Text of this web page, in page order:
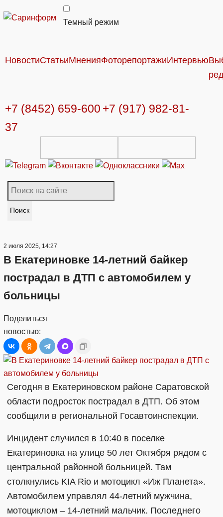
Темный режим
НовостиСтатьиМненияФоторепортажиИнтервью
+7 (8452) 659-600 +7 (917) 982-81-
37
Поиск
2 июля 2025, 14:27
В Екатериновке 14-летний байкер
пострадал в ДТП с автомобилем у
больницы
Поделиться
новостью:
Сегодня в Екатериновском районе Саратовской
области подросток пострадал в ДТП. Об этом
сообщили в региональной Госавтоинспекции.
Инцидент случился в 10:40 в поселке
Екатериновка на улице 50 лет Октября рядом с
центральной районной больницей. Там
столкнулись KIA Rio и мотоцикл «Иж Планета».
Автомобилем управлял 44-летний мужчина,
мотоциклом – 14-летний мальчик. Последнего